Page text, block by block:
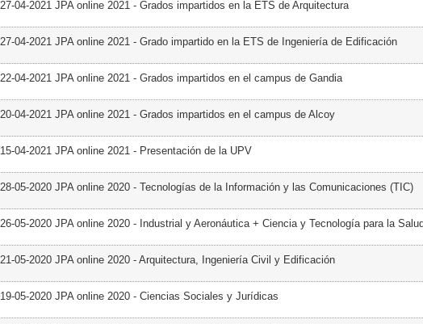
27-04-2021 JPA online 2021 - Grados impartidos en la ETS de Arquitectura
27-04-2021 JPA online 2021 - Grado impartido en la ETS de Ingeniería de Edificación
22-04-2021 JPA online 2021 - Grados impartidos en el campus de Gandia
20-04-2021 JPA online 2021 - Grados impartidos en el campus de Alcoy
15-04-2021 JPA online 2021 - Presentación de la UPV
28-05-2020 JPA online 2020 - Tecnologías de la Información y las Comunicaciones (TIC)
26-05-2020 JPA online 2020 - Industrial y Aeronáutica + Ciencia y Tecnología para la
21-05-2020 JPA online 2020 - Arquitectura, Ingeniería Civil y Edificación
19-05-2020 JPA online 2020 - Ciencias Sociales y Jurídicas